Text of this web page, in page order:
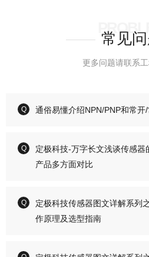
常见
更多问题请联系
通俗易懂介绍NPN/PNP和常开
定极科技-万字长文浅谈传感器
产品多方面对比
定极科技传感器图文详解系列
作原理及选型指南